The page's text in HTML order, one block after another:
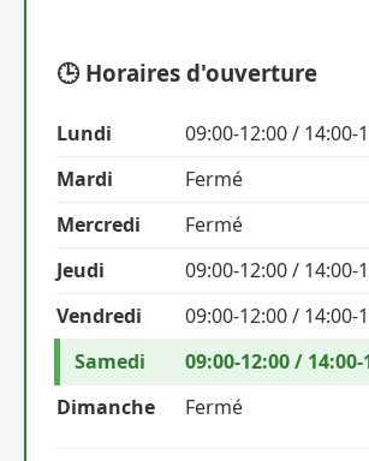
🕒 Horaires d'ouverture
Lundi
09:00-12:00 / 14:00-
Mardi
Fermé
Mercredi
Fermé
Jeudi
09:00-12:00 / 14:00-
Vendredi
09:00-12:00 / 14:00-
Samedi
09:00-12:00 / 14:00-
Dimanche
Fermé